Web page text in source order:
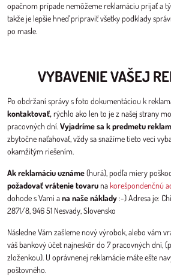
opačnom prípade nemôžeme reklamáciu prijať a
takže je lepšie hneď pripraviť všetky podklady
po masle.
VYBAVENIE VAŠEJ
Po obdržaní správy s foto dokumentáciou k
kontaktovať, rýchlo ako len to je z našej strany
pracovných dní. Vyjadríme sa k predmetu
zbytočne naťahovať, vždy sa snažíme tieto veci
okamžitým riešením.
Ak reklamáciu uznáme(hurá), podľa miery
požadovať vrátenie tovarunakorešpondenčnú
dohode s Vami ana naše náklady:-) Adresa je:
2871/8, 946 51 Nesvady, Slovensko
Následne Vám zašleme nový výrobok, alebo vám
váš bankový účet najneskôr do 7 pracovných dní,
zloženkou). U oprávnenej reklamácie máte ešte
poštovného.